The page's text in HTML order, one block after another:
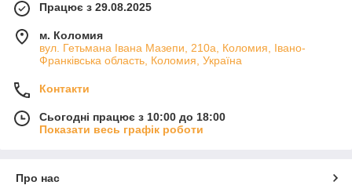
Працює з 29.08.2025
м. Коломия
вул. Гетьмана Івана Мазепи, 210а, Коломия, Івано-
Франківська область, Коломия, Україна
Контакти
Сьогодні працює з 10:00 до 18:00
Показати весь графік роботи
Про нас